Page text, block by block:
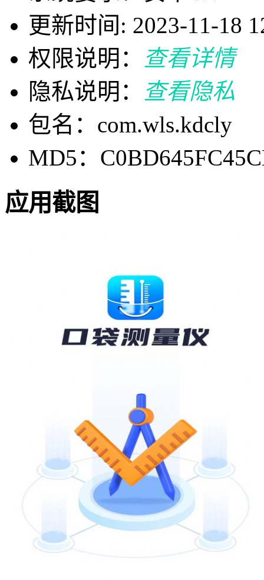
更新时间: 2023-11-18
权限说明：
查看详情
隐私说明：
查看隐私
包名：com.wls.kdcly
MD5：
应用截图